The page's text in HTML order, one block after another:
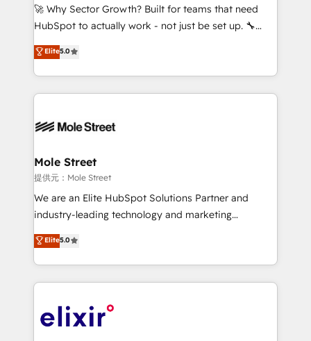
with good people' and have worked with incredible
brands. You can see some of them on our website,
🚀 Why Sector Growth? Built for teams that need
HubSpot to actually work - not just be set up. 🔧
HubSpot Experts: Onboarding, migrations,
automation, and training built for adoption. ⚡ Highly
Technical Execution: ERP, EMR and Custom
Integrations; complex builds delivered in weeks, not
workflows; automation agents; process optimization
Healthcare: HIPAA implementations; secure data
workflows 💼 Financial Services: compliant
workflows; audit-ready reporting ⚖️ Legal: client
intake; pipeline and document workflows 🛒 E-
revenue automation 🏢 Real Estate: deal pipelines;
portfolio and lifecycle management 🏭
HIPAA-aware; CASL-compliant; GDPR-ready
implementations where required 💡 Why 500+
Elite5.0
Mole Street
提供元：Mole Street
We are an Elite HubSpot Solutions Partner and
industry-leading technology and marketing
consultancy. Our focus is on enterprise and mid-
market B2B companies globally that want a strategic
approach to execute their goals through creative
applications of our solutions; Technical HubSpot
Design, Migrations + Integrations. Mole Street’s
Elite5.0